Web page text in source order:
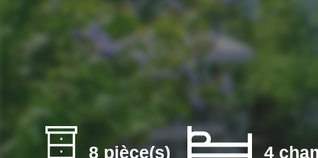
8 pièce(s) 4